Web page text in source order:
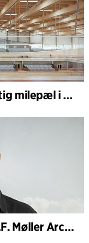
Aarhus-Hallen når en viktig milepæl i den pågående skisseprosessen
Ny avdelingsleder hos C.F. Møller Architects i København